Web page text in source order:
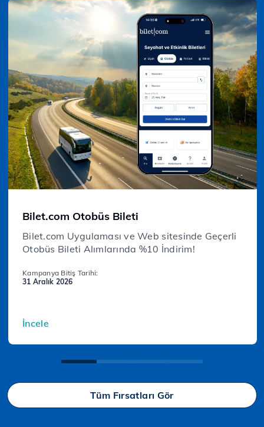
Bilet.com Otobüs Bileti
Bilet.com Uygulaması ve Web sitesinde Geçerli
Otobüs Bileti Alımlarında %10 İndirim!
Kampanya Bitiş Tarihi:
31 Aralık 2026
İncele
Tüm Fırsatları Gör